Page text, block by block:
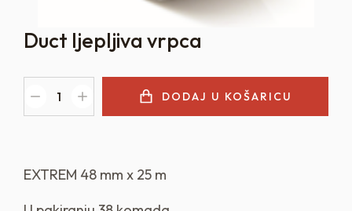
Duct ljepljiva vrpca
DODAJ U KOŠARICU
EXTREM 48 mm x 25 m